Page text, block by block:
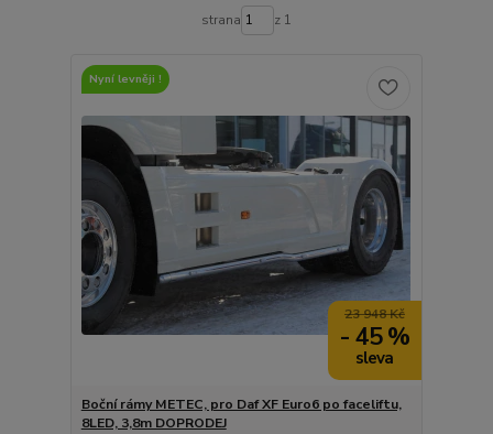
strana z 1
Nyní levněji !
23 948 Kč
- 45 %
Boční rámy METEC, pro Daf XF Euro6 po faceliftu,
8LED, 3,8m DOPRODEJ